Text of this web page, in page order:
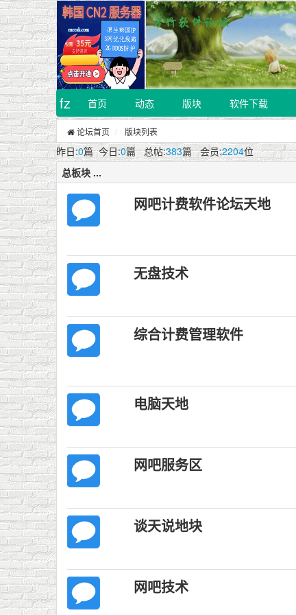
fz 首页 动态 版块 软件下载
论坛首页 版块列表
昨日:0篇 今日:0篇 总帖:383篇 会员:2204位
总板块 ...
网吧计费软件论坛天地
无盘技术
综合计费管理软件
电脑天地
网吧服务区
谈天说地块
网吧技术